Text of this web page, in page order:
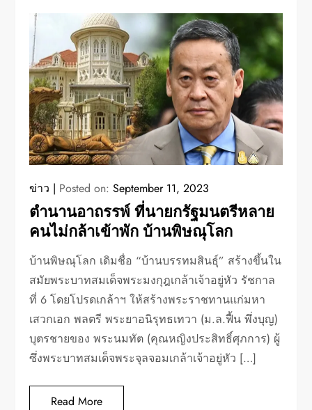
ข่าว Posted on:September 11, 2023
ตำนานอาถรรพ์ ที่นายกรัฐมนตรีหลาย
คนไม่กล้าเข้าพัก บ้านพิษณุโลก
บ้านพิษณุโลก เดิมชื่อ “บ้านบรรทมสินธุ์” สร้างขึ้นใน
สมัยพระบาทสมเด็จพระมงกุฎเกล้าเจ้าอยู่หัว รัชกาล
ที่ 6 โดยโปรดเกล้าฯ ให้สร้างพระราชทานแก่มหา
เสวกเอก พลตรี พระยาอนิรุทธเทวา (ม.ล.ฟื้น พึ่งบุญ)
บุตรชายของ พระนมทัต (คุณหญิงประสิทธิ์ศุภการ) ผู้
ซึ่งพระบาทสมเด็จพระจุลจอมเกล้าเจ้าอยู่หัว […]
Read More